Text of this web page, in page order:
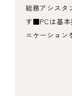
総務アシスタ
す■PCは基本
ニケーション